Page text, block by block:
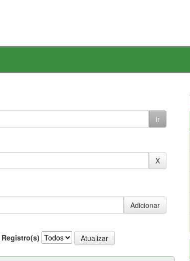
Registro(s)